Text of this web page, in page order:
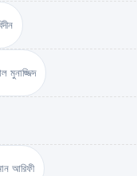
মুনাজ্জিদ
আরিফী